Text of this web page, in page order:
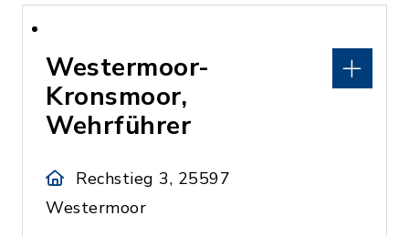
Westermoor-
Kronsmoor,
Wehrführer
Rechstieg 3, 25597
Westermoor